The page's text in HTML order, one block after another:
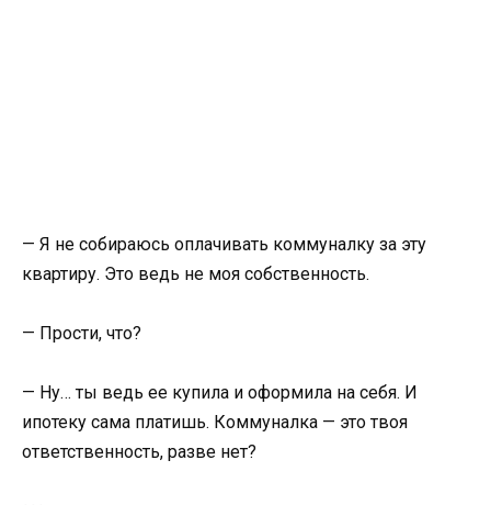
— Я не собираюсь оплачивать коммуналку за эту
квартиру. Это ведь не моя собственность.
— Прости, что?
— Ну… ты ведь ее купила и оформила на себя. И
ипотеку сама платишь. Коммуналка — это твоя
ответственность, разве нет?